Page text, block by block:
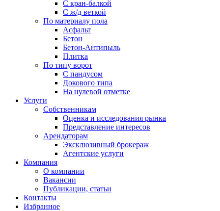
С кран-балкой
С ж/д веткой
По материалу пола
Асфальт
Бетон
Бетон-Антипыль
Плитка
По типу ворот
С пандусом
Докового типа
На нулевой отметке
Услуги
Собственникам
Оценка и исследования рынка
Представление интересов
Арендаторам
Эксклюзивный брокераж
Агентские услуги
Компания
О компании
Вакансии
Публикации, статьи
Контакты
Избранное